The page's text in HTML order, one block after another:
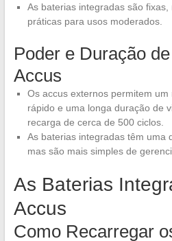
As baterias integradas são
práticas para usos moderados.
Poder e Duração
Accus
Os accus externos permitem
rápido e uma longa duração de
recarga de cerca de 500 ciclos.
As baterias integradas têm uma
mas são mais simples de
As Baterias
Accus
Como Recarregar